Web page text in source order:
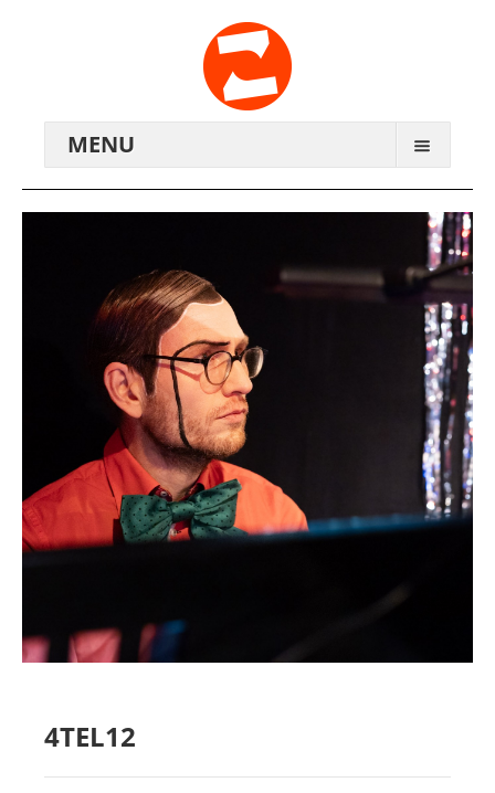
MENU
ARCHIV
WIR ÜBER UNS
ANREISE
KONTAKTE
ZENTRALWERK E.V.
GENOSSENSCHAFT
MIETER:INNEN
DER ORT UND SEINE GESCHICHTE
NACHHALTIGKEIT UND KLIMASCHUTZ
VERMIETUNG
4TEL12